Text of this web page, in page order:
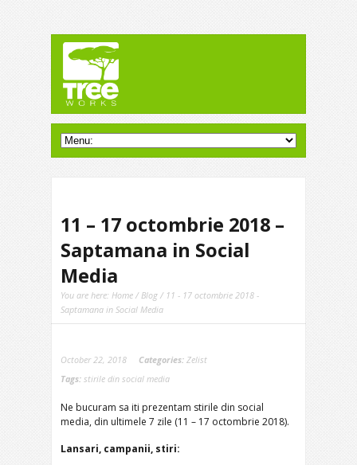
11 – 17 octombrie 2018 –
Saptamana in Social
Media
You are here: Home /Blog / 11 - 17 octombrie 2018 -
Saptamana in Social Media
October 22, 2018 Categories: Zelist
Tags: stirile din social media
Ne bucuram sa iti prezentam stirile din social
media, din ultimele 7 zile (11 – 17 octombrie 2018).
Lansari, campanii, stiri: